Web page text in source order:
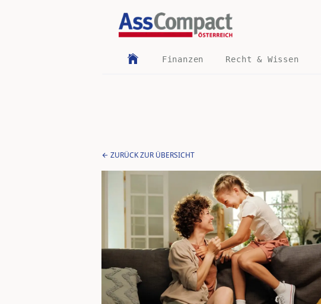
Finanzen Recht & Wissen
ZURÜCK ZUR ÜBERSICHT